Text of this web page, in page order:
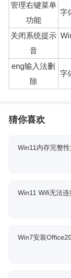
管理右键菜单
功能
字
关闭系统提示
音
eng输入法删
除
字
猜你喜欢
Win11内存完整
Win11 Wifi无法
Win7安装